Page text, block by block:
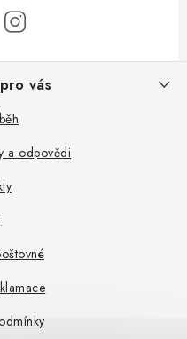
vás
a odpovědi